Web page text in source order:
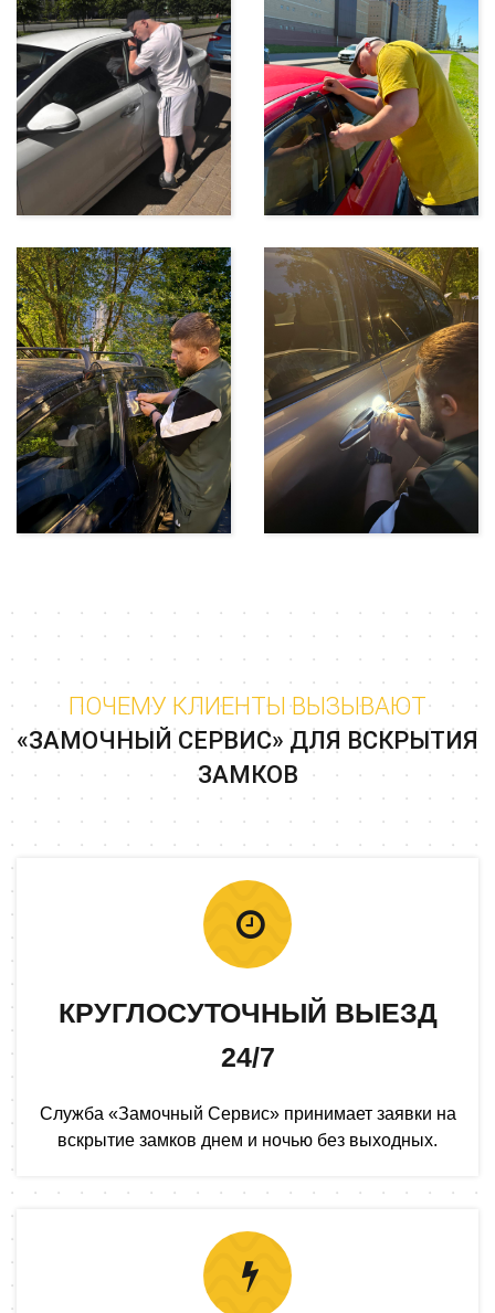
ПОЧЕМУ КЛИЕНТЫ ВЫЗЫВАЮТ
«ЗАМОЧНЫЙ СЕРВИС» ДЛЯ ВСКРЫТИЯ
ЗАМКОВ
КРУГЛОСУТОЧНЫЙ ВЫЕЗД
24/7
Служба «Замочный Сервис» принимает заявки на
вскрытие замков днем и ночью без выходных.